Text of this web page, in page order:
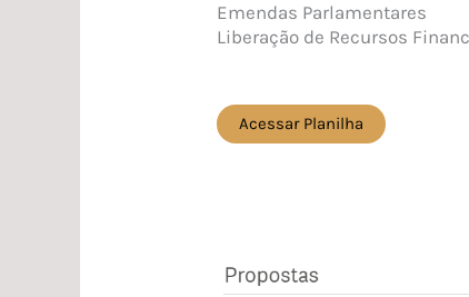
Emendas Parlamentares
Liberação de Recursos
Acessar Planilha